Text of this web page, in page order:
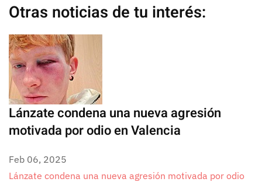
Otras noticias de tu interés:
Lánzate condena una nueva agresión
motivada por odio en Valencia
Feb 06, 2025
Lánzate condena una nueva agresión motivada por odio